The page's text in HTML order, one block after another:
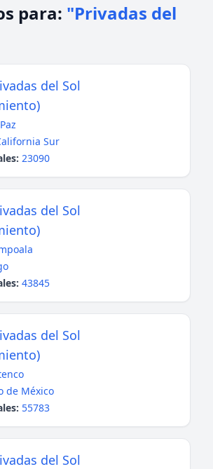
para: "Privadas del
del Sol
Sur
23090
del Sol
43845
del Sol
de México
55783
del Sol